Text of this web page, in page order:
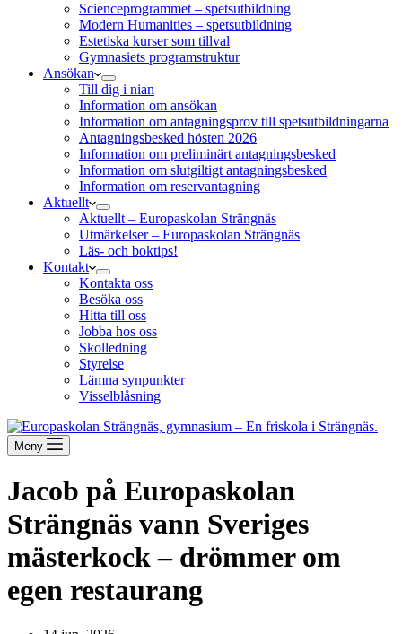
Scienceprogrammet – spetsutbildning
Modern Humanities – spetsutbildning
Estetiska kurser som tillval
Gymnasiets programstruktur
Ansökan
Till dig i nian
Information om ansökan
Information om antagningsprov till spetsutbildningarna
Antagningsbesked hösten 2026
Information om preliminärt antagningsbesked
Information om slutgiltigt antagningsbesked
Information om reservantagning
Aktuellt
Aktuellt – Europaskolan Strängnäs
Utmärkelser – Europaskolan Strängnäs
Läs- och boktips!
Kontakt
Kontakta oss
Besöka oss
Hitta till oss
Jobba hos oss
Skolledning
Styrelse
Lämna synpunkter
Visselblåsning
Meny
Jacob på Europaskolan
Strängnäs vann Sveriges
mästerkock – drömmer om
egen restaurang